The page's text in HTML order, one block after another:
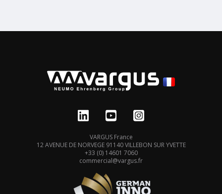
VARGUS France
12 AVENUE DE NORVEGE 91140 VILLEBON SUR YVETTE
+33 (0) 14601 7060
commercial@vargus.fr